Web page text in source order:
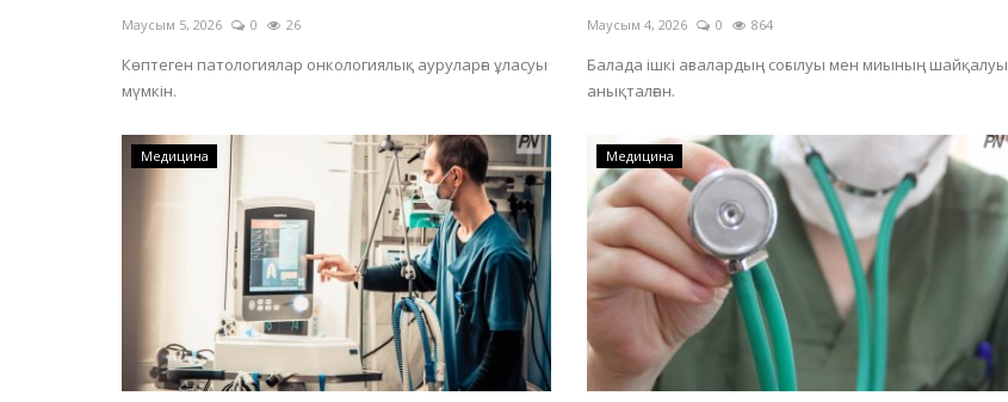
Маусым 5, 2026 0 26
Көптеген патологиялар онкологиялық ауруларға ұласуы
мүмкін.
Маусым 4, 2026 0 864
Балада ішкі ағзалардың соғылуы мен миының шайқалуы
анықталған.
Медицина Медицина